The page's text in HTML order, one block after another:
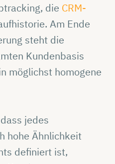
die CRM-
Am Ende
steht die
Kundenbasis
möglichst homogene
jedes
hohe Ähnlichkeit
definiert ist,